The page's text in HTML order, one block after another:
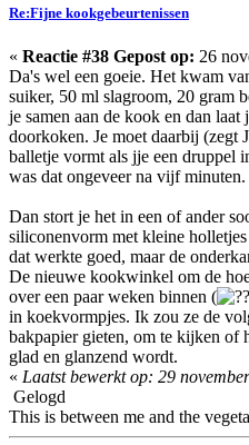
Re:Fijne kookgebeurtenissen
« Reactie #38 Gepost op: 26
Da's wel een goeie. Het kwam
suiker, 50 ml slagroom, 20 gram
je samen aan de kook en dan
doorkoken. Je moet daarbij (zegt
balletje vormt als jje een druppel
was dat ongeveer na vijf minuten.
Dan stort je het in een of ander
siliconenvorm met kleine
dat werkte goed, maar de
De nieuwe kookwinkel om de
over een paar weken binnen (
in koekvormpjes. Ik zou ze de
bakpapier gieten, om te kijken of
glad en glanzend wordt.
« Laatst bewerkt op: 29
Gelogd
This is between me and the